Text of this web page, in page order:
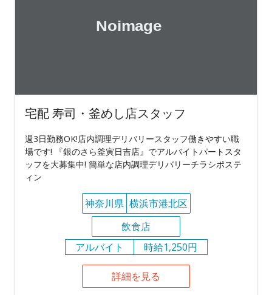
宅配 寿司・釜めし店スタッフ
週3日勤務OK!店内調理デリバリースタッフ働きやすい職
場です! 『銀のさら釜寅日吉店』でアルバイトパートスタ
ッフを大募集中! 簡単な店内調理デリバリーチラシポステ
ィン
神奈川県 横浜市港北区
飲食店
アルバイト
時給1,250円
詳細を見る